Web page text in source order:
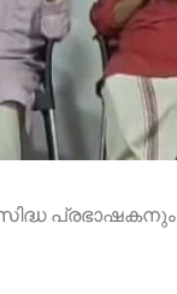
പ്രഭാഷകനും